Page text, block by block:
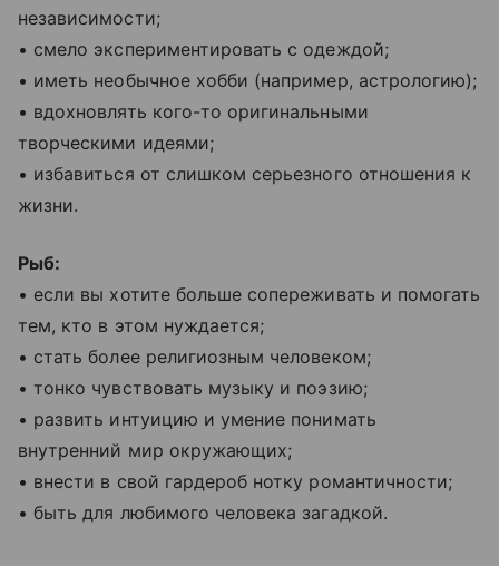
независимости;
• смело экспериментировать с одеждой;
• иметь необычное хобби (например, астрологию);
• вдохновлять кого-то оригинальными
творческими идеями;
• избавиться от слишком серьезного отношения к
жизни.
Рыб:
• если вы хотите больше сопереживать и помогать
тем, кто в этом нуждается;
• стать более религиозным человеком;
• тонко чувствовать музыку и поэзию;
• развить интуицию и умение понимать
внутренний мир окружающих;
• внести в свой гардероб нотку романтичности;
• быть для любимого человека загадкой.